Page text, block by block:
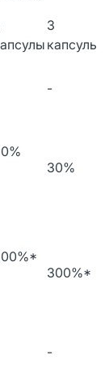
3
капсулы
-
30%
300%*
-